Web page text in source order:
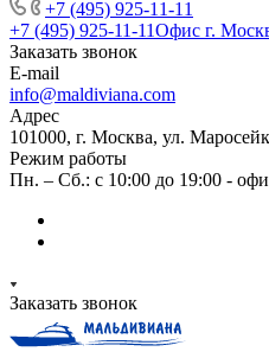
+7 (495) 925-11-11
+7 (495) 925-11-11Офис г.
Заказать звонок
E-mail
info@maldiviana.com
Адрес
101000, г. Москва, ул.
Режим работы
Пн. – Сб.: с 10:00 до 19:00 -
Заказать звонок